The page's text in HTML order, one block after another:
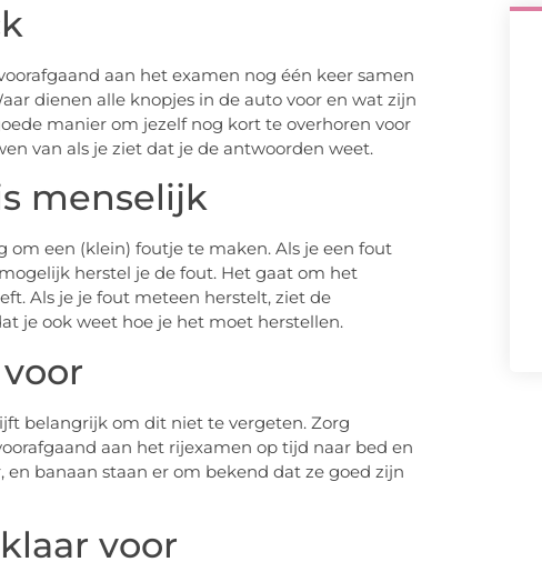
aan het examen nog één keer samen
dienen alle knopjes in de auto voor en wat zijn
manier om jezelf nog kort te overhoren voor
van als je ziet dat je de antwoorden weet.
menselijk
een (klein) foutje te maken. Als je een fout
herstel je de fout. Het gaat om het
Als je je fout meteen herstelt, ziet de
je ook weet hoe je het moet herstellen.
belangrijk om dit niet te vergeten. Zorg
aan het rijexamen op tijd naar bed en
en banaan staan er om bekend dat ze goed zijn
voor